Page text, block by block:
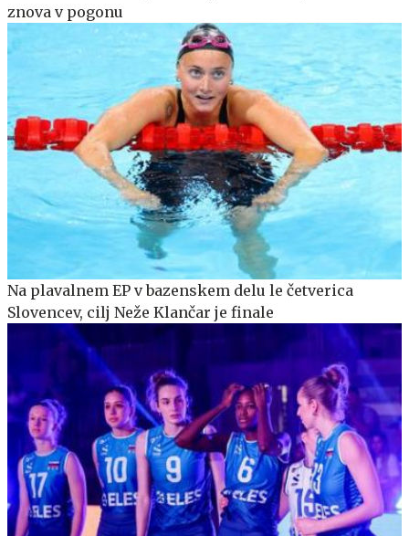
znova v pogonu
Na plavalnem EP v bazenskem delu le četverica
Slovencev, cilj Neže Klančar je finale